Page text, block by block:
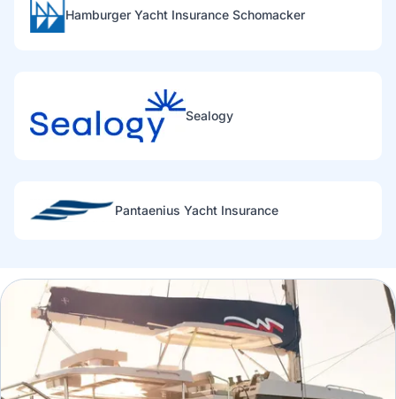
Hamburger Yacht Insurance Schomacker
Sealogy
Pantaenius Yacht Insurance